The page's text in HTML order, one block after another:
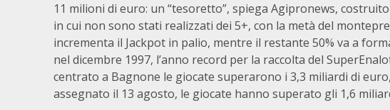
11 milioni di euro: un “tesoretto”, spiega Agipronews,
in cui non sono stati realizzati dei 5+, con la metà del
incrementa il Jackpot in palio, mentre il restante 50% va a
nel dicembre 1997, l’anno record per la raccolta del
centrato a Bagnone le giocate superarono i 3,3 miliardi di
assegnato il 13 agosto, le giocate hanno superato gli 1,6